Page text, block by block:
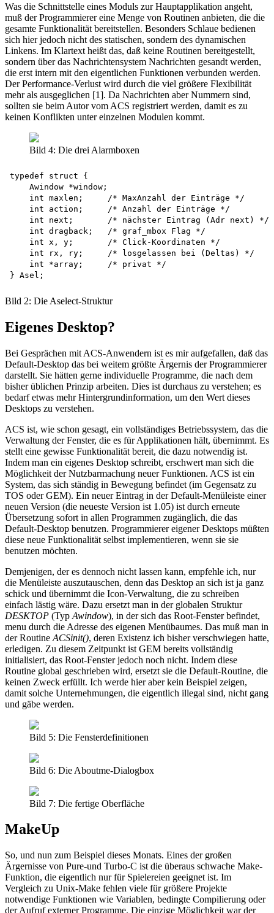
Was die Schnittstelle eines Moduls zur Hauptapplikation angeht,
muß der Programmierer eine Menge von Routinen anbieten, die die
gesamte Funktionalität bereitstellen. Besonders Schlaue bedienen
sich hier jedoch nicht des statischen, sondern des dynamischen
Linkens. Im Klartext heißt das, daß keine Routinen bereitgestellt,
sondern über das Nachrichtensystem Nachrichten gesandt werden,
die erst intern mit den eigentlichen Funktionen verbunden werden.
Der Performance-Verlust wird durch die viel größere Flexibilität
mehr als ausgeglichen [1]. Da Nachrichten aber Nummern sind,
sollten sie beim Autor vom ACS registriert werden, damit es zu
keinen Konflikten unter einzelnen Modulen kommt.
Bild 4: Die drei Alarmboxen
typedef struct {
    Awindow *window;
    int maxlen;     /* MaxAnzahl der Einträge */
    int action;     /* Anzahl der Einträge */
    int next;       /* nächster Eintrag (Adr next) */
    int dragback;   /* graf_mbox Flag */
    int x, y;       /* Click-Koordinaten */
    int rx, ry;     /* losgelassen bei (Deltas) */
    int *array;     /* privat */
Bild 2: Die Aselect-Struktur
Eigenes Desktop?
Bei Gesprächen mit ACS-Anwendern ist es mir aufgefallen, daß das
Default-Desktop das bei weitem größte Ärgernis der Programmierer
darstellt. Sie hätten gerne individuelle Programme, die nach dem
bisher üblichen Prinzip arbeiten. Dies ist durchaus zu verstehen; es
bedarf etwas mehr Hintergrundinformation, um den Wert dieses
Desktops zu verstehen.
ACS ist, wie schon gesagt, ein vollständiges Betriebssystem, das die
Verwaltung der Fenster, die es für Applikationen hält, übernimmt. Es
stellt eine gewisse Funktionalität bereit, die dazu notwendig ist.
Indem man ein eigenes Desktop schreibt, erschwert man sich die
Möglichkeit der Nutzbarmachung neuer Funktionen. ACS ist ein
System, das sich ständig in Bewegung befindet (im Gegensatz zu
TOS oder GEM). Ein neuer Eintrag in der Default-Menüleiste einer
neuen Version (die neueste Version ist 1.05) ist durch erneute
Übersetzung sofort in allen Programmen zugänglich, die das
Default-Desktop benutzen. Programmierer eigener Desktops müßten
diese neue Funktionalität selbst implementieren, wenn sie sie
benutzen möchten.
Demjenigen, der es dennoch nicht lassen kann, empfehle ich, nur
die Menüleiste auszutauschen, denn das Desktop an sich ist ja ganz
schick und übernimmt die Icon-Verwaltung, die zu schreiben
einfach lästig wäre. Dazu ersetzt man in der globalen Struktur
DESKTOP (Typ Awindow), in der sich das Root-Fenster befindet,
menu durch die Adresse des eigenen Menübaumes. Das muß man in
der Routine ACSinit(), deren Existenz ich bisher verschwiegen hatte,
erledigen. Zu diesem Zeitpunkt ist GEM bereits vollständig
initialisiert, das Root-Fenster jedoch noch nicht. Indem diese
Routine global geschrieben wird, ersetzt sie die Default-Routine, die
keinen Zweck erfüllt. Ich werde hier aber kein Beispiel zeigen,
damit solche Unternehmungen, die eigentlich illegal sind, nicht gang
und gäbe werden.
Bild 5: Die Fensterdefinitionen
Bild 6: Die Aboutme-Dialogbox
Bild 7: Die fertige Oberfläche
MakeUp
So, und nun zum Beispiel dieses Monats. Eines der großen
Ärgernisse von Pure-und Turbo-C ist die überaus schwache Make-
Funktion, die eigentlich nur für Spielereien geeignet ist. Im
Vergleich zu Unix-Make fehlen viele für größere Projekte
notwendige Funktionen wie Variablen, bedingte Compilierung oder
der Aufruf externer Programme. Die einzige Möglichkeit war der